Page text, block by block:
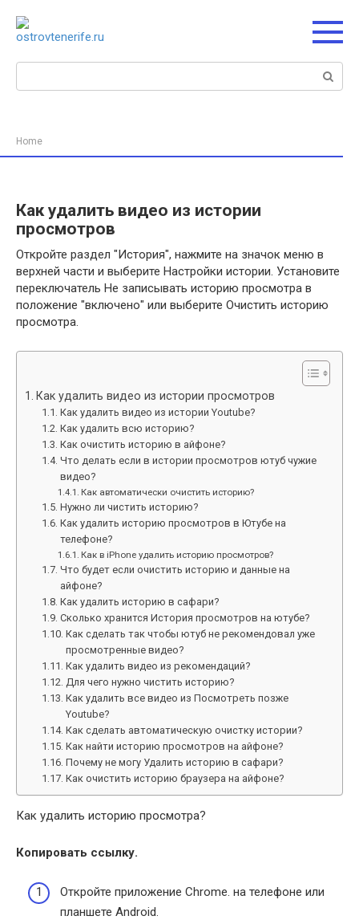
контенту
Поиск:
Home
Как удалить видео из истории
просмотров
Откройте раздел "История", нажмите на значок меню в
верхней части и выберите Настройки истории. Установите
переключатель Не записывать историю просмотра в
положение "включено" или выберите Очистить историю
просмотра.
Как удалить видео из истории просмотров
Как удалить видео из истории Youtube?
Как удалить всю историю?
Как очистить историю в айфоне?
Что делать если в истории просмотров ютуб чужие
видео?
Как автоматически очистить историю?
Нужно ли чистить историю?
Как удалить историю просмотров в Ютубе на
телефоне?
Как в iPhone удалить историю просмотров?
Что будет если очистить историю и данные на
айфоне?
Как удалить историю в сафари?
Сколько хранится История просмотров на ютубе?
Как сделать так чтобы ютуб не рекомендовал уже
просмотренные видео?
Как удалить видео из рекомендаций?
Для чего нужно чистить историю?
Как удалить все видео из Посмотреть позже
Youtube?
Как сделать автоматическую очистку истории?
Как найти историю просмотров на айфоне?
Почему не могу Удалить историю в сафари?
Как очистить историю браузера на айфоне?
Как удалить историю просмотра?
Копировать ссылку.
Откройте приложение Chrome. на телефоне или
планшете Android.